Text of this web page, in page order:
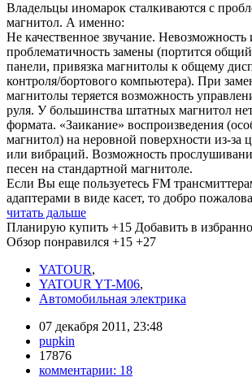
Владельцы иномарок сталкиваются с
магнитол. А именно:
Не качественное звучание. Невозможность
проблематичность замены (портится
панели, привязка магнитолы к общему
контроля/бортового компьютера). При
магнитолы теряется возможность
руля. У большинства штатных магнитол
формата. «Заикание» воспроизведения
магнитол) на неровной поверхности из-за
или вибраций. Возможность
песен на стандартной магнитоле.
Если Вы еще пользуетесь FM
адаптерами в виде касет, то добро
читать дальше
Планирую купить +15 Добавить в
Обзор понравился +15 +27
YATOUR,
YATOUR YT-M06,
Автомобильная электрика
07 декабря 2011, 23:48
pupkin
17876
комментарии: 18